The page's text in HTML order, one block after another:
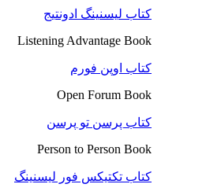
کتاب لیسنینگ ادونتیج
Listening Advantage Book
کتاب اوپن فورم
Open Forum Book
کتاب پرسن تو پرسن
Person to Person Book
کتاب تکتیکس فور لیسنینگ